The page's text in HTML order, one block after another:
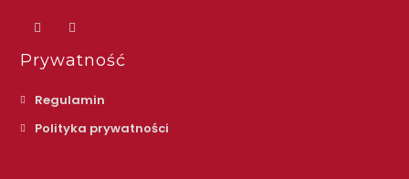
Prywatność
Regulamin
Polityka prywatności